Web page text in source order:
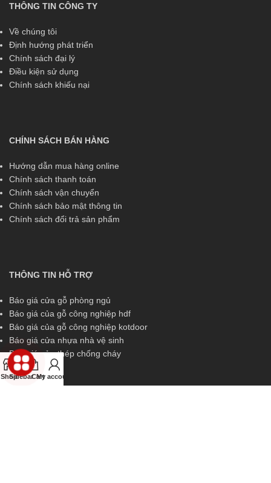
THÔNG TIN CÔNG TY
Về chúng tôi
Định hướng phát triển
Chính sách đại lý
Điều kiện sử dụng
Chính sách khiếu nại
CHÍNH SÁCH BÁN HÀNG
Hướng dẫn mua hàng online
Chính sách thanh toán
Chính sách vận chuyển
Chính sách bảo mật thông tin
Chính sách đổi trả sản phẩm
THÔNG TIN HỖ TRỢ
Báo giá cửa gỗ phòng ngủ
Báo giá của gỗ công nghiệp hdf
Báo giá của gỗ công nghiệp kotdoor
Báo giá cửa nhựa nhà vệ sinh
Báo giá cửa thép chống cháy
ShopSidebarCart
My account